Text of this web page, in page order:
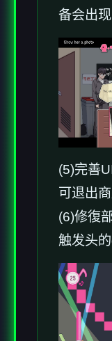
备会出
(5)完善
可退出商
(6)修復
触发头的